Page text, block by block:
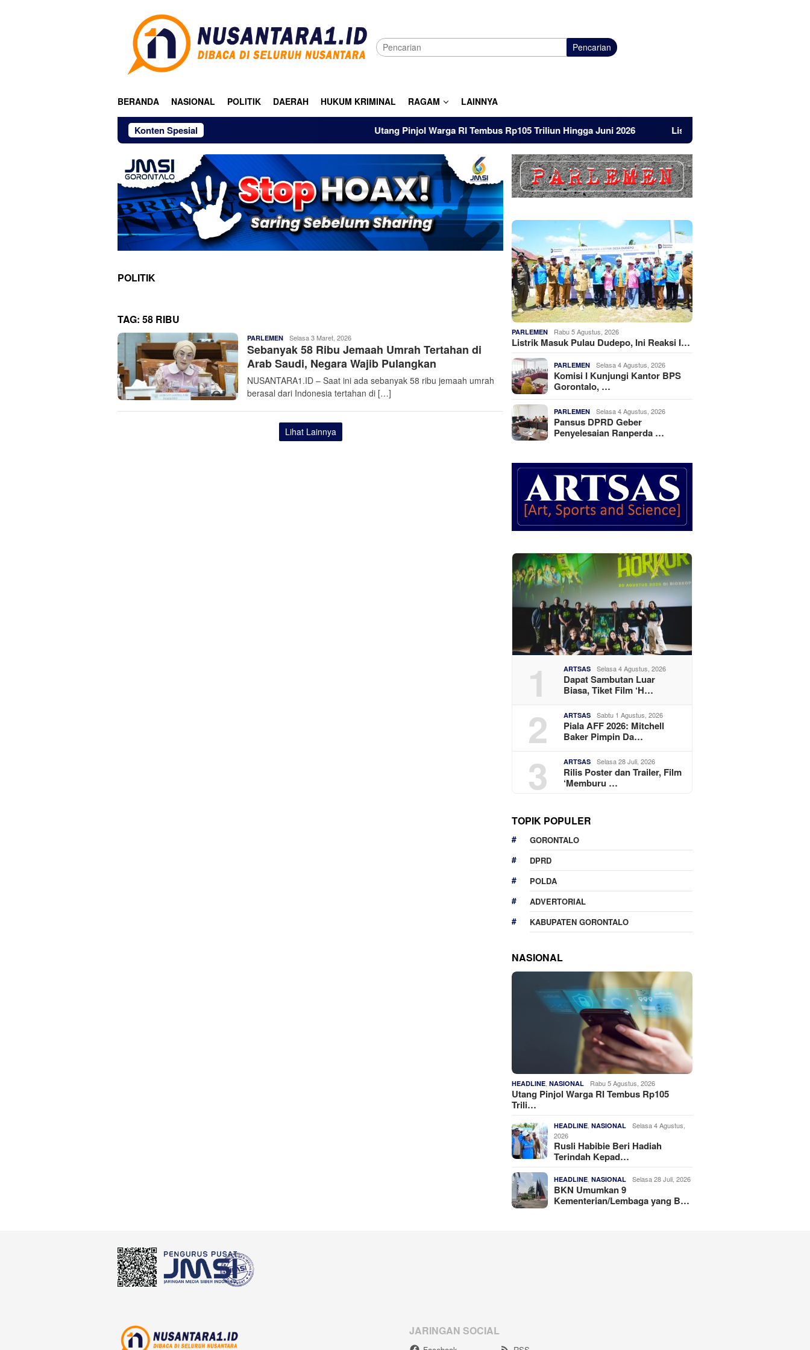
Pencarian
BERANDA NASIONAL POLITIK DAERAH HUKUM KRIMINAL RAGAM LAINNYA
Konten Spesial Utang Pinjol Warga RI Tembus Rp105 Triliun Hingga Juni 2026 Listrik Masuk Pulau Dudepo, Ini Reaksi
POLITIK
TAG: 58 RIBU
PARLEMEN Admin
Nusantara
Selasa 3 Maret, 2026
Sebanyak 58 Ribu Jemaah Umrah Tertahan di
Arab Saudi, Negara Wajib Pulangkan
NUSANTARA1.ID – Saat ini ada sebanyak 58 ribu jemaah umrah
berasal dari Indonesia tertahan di […]
Lihat Lainnya
PARLEMEN Rabu 5 Agustus, 2026
Listrik Masuk Pulau Dudepo, Ini Reaksi I…
PARLEMEN Selasa 4 Agustus, 2026
Komisi I Kunjungi Kantor BPS
Gorontalo, …
PARLEMEN Selasa 4 Agustus, 2026
Pansus DPRD Geber
Penyelesaian Ranperda …
1 ARTSAS Selasa 4 Agustus, 2026
Dapat Sambutan Luar
Biasa, Tiket Film ‘H…
2 ARTSAS Sabtu 1 Agustus, 2026
Piala AFF 2026: Mitchell
Baker Pimpin Da…
3 ARTSAS Selasa 28 Juli, 2026
Rilis Poster dan Trailer, Film
‘Memburu …
TOPIK POPULER
GORONTALO
DPRD
POLDA
ADVERTORIAL
KABUPATEN GORONTALO
NASIONAL
HEADLINE ,NASIONAL Rabu 5 Agustus, 2026
Utang Pinjol Warga RI Tembus Rp105
Trili…
HEADLINE ,NASIONAL
Selasa 4 Agustus,
2026
Rusli Habibie Beri Hadiah
Terindah Kepad…
HEADLINE ,NASIONAL Selasa 28 Juli, 2026
BKN Umumkan 9
Kementerian/Lembaga yang B…
JARINGAN SOCIAL